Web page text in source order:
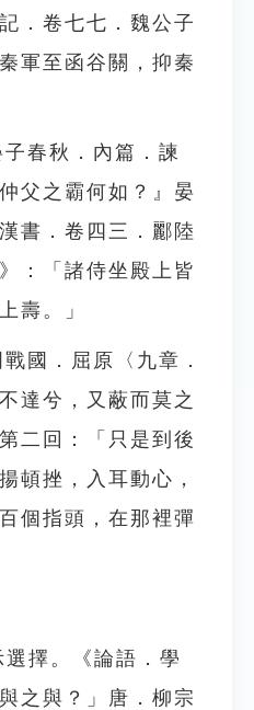
．卷七七．魏公子
軍至函谷關，抑秦
春秋．內篇．諫
父之霸何如？』晏
書．卷四三．酈陸
：「諸侍坐殿上皆
壽。」
國．屈原〈九章．
達兮，又蔽而莫之
二回：「只是到後
頓挫，入耳動心，
個指頭，在那裡彈
擇。《論語．學
之與？」唐．柳宗